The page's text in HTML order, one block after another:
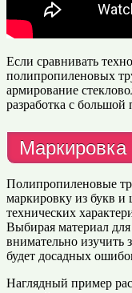
Если сравнивать
полипропиленовых
армирование
разработка с большой
Маркировка
Полипропиленовые
маркировку из букв
технических
Выбирая материал
внимательно
будет досадных
Наглядный пример